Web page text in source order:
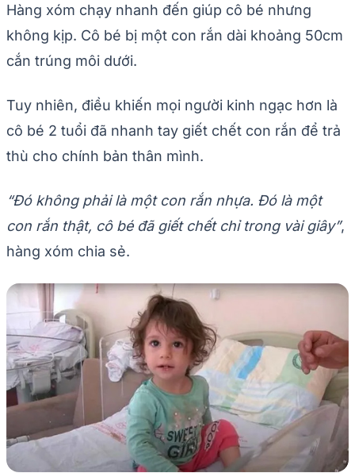
Hàng xóm chạy nhanh đến giúp cô bé nhưng
không kịp. Cô bé bị một con rắn dài khoảng 50cm
cắn trúng môi dưới.
Tuy nhiên, điều khiến mọi người kinh ngạc hơn là
cô bé 2 tuổi đã nhanh tay giết chết con rắn để trả
thù cho chính bản thân mình.
“Đó không phải là một con rắn nhựa. Đó là một
con rắn thật, cô bé đã giết chết chỉ trong vài giây”,
hàng xóm chia sẻ.